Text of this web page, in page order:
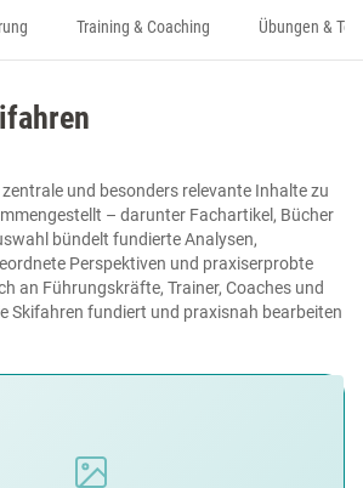
Training & Coaching Übungen &
und besonders relevante Inhalte zu
– darunter Fachartikel, Bücher
bündelt fundierte Analysen,
Perspektiven und praxiserprobte
an Führungskräfte, Trainer, Coaches und
Skifahren fundiert und praxisnah bearbeiten